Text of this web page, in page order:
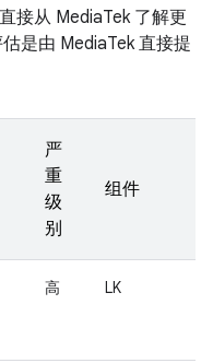
接从 MediaTek 了解更
是由 MediaTek 直接提
严
重
级
别
组件
高 LK